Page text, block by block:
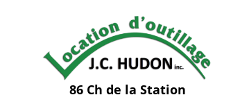
86 Ch de la Station